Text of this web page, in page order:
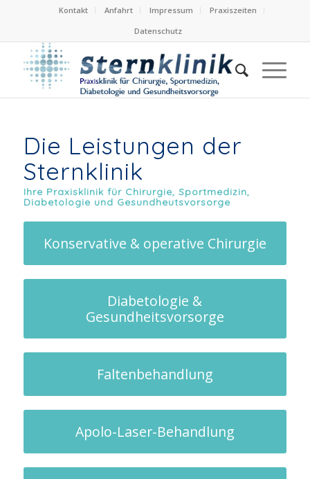
Kontakt Anfahrt Impressum
Praxiszeiten
Datenschutz
Die Leistungen der
Sternklinik
Ihre Praxisklinik für Chirurgie, Sportmedizin,
Diabetologie und Gesundheutsvorsorge
Konservative & operative Chirurgie
Diabetologie &
Gesundheitsvorsorge
Faltenbehandlung
Apolo-Laser-Behandlung